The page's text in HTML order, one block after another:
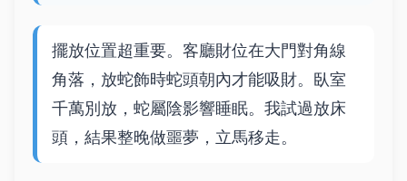
擺放位置超重要。客廳財位在大門對角線
角落，放蛇飾時蛇頭朝內才能吸財。臥室
千萬別放，蛇屬陰影響睡眠。我試過放床
頭，結果整晚做噩夢，立馬移走。